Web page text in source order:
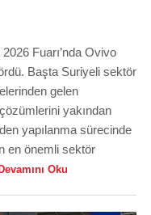
Fuarı’nda Ovivo
Başta Suriyeli sektör
gelen
yakından
yapılanma sürecinde
en önemli sektör
Devamını Oku